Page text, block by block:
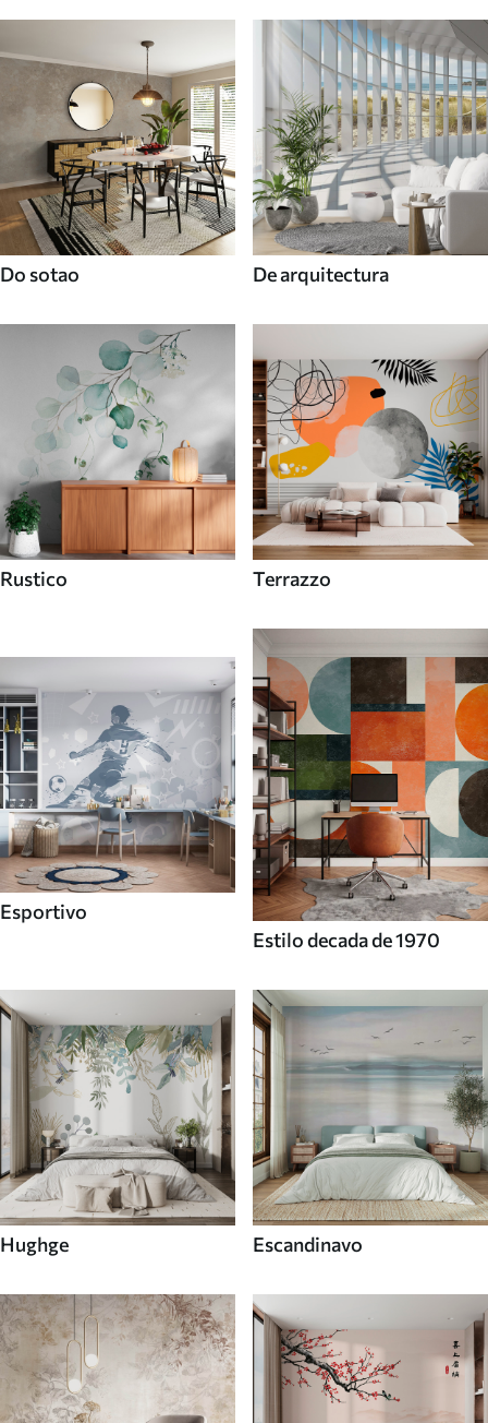
Do sotao De arquitectura
Rustico Terrazzo
Esportivo
Estilo decada de 1970
Hughge Escandinavo